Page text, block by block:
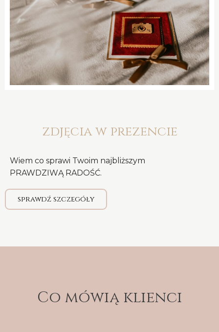
zdjęcia w prezencie
Wiem co sprawi Twoim najbliższym
PRAWDZIWĄ RADOŚĆ.
sprawdź szczegóły
Co mówią klienci